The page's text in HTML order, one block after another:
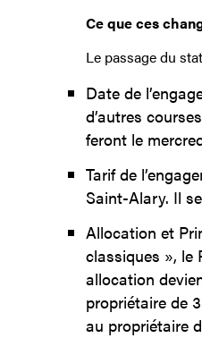
Ce que ces
Le passage du
Date de
d’autres
feront le
Tarif de
Saint-Alary. Il
Allocation et
classiques », le
allocation
propriétaire de
au propriétaire